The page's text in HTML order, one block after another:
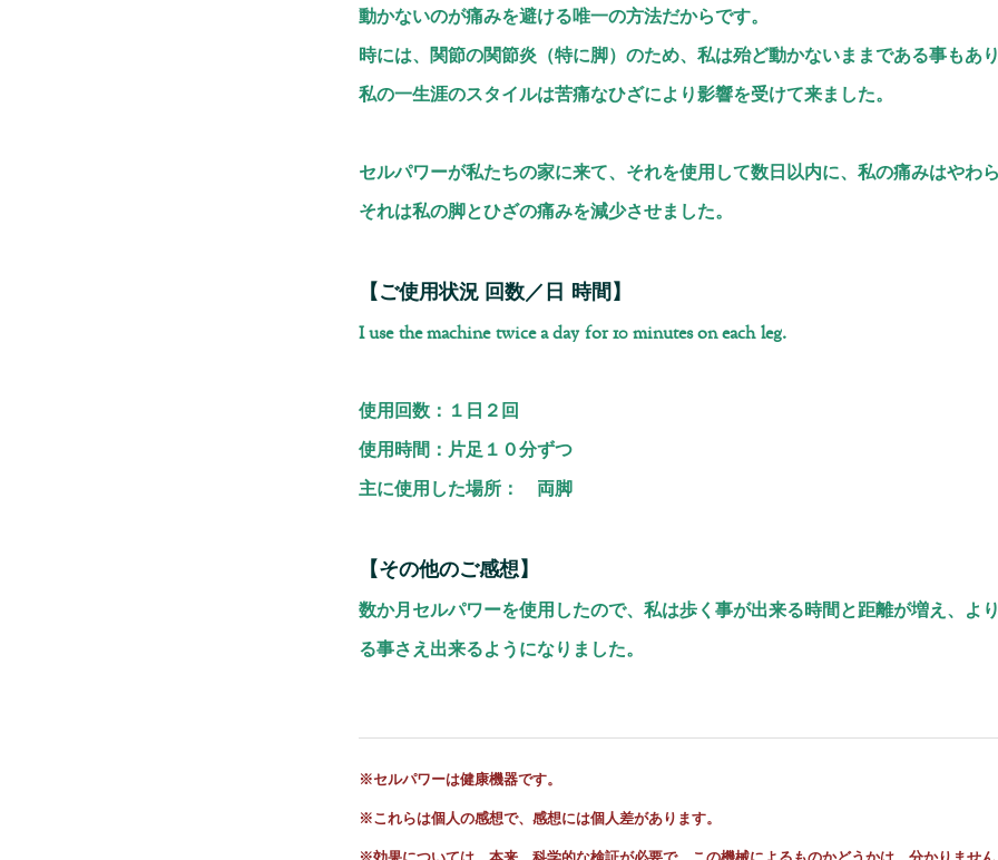
動かないのが痛みを避ける唯一の方法だからです。
時には、関節の関節炎（特に脚）のため、私は殆ど動かないままである事もあり
私の一生涯のスタイルは苦痛なひざにより影響を受けて来ました。
セルパワーが私たちの家に来て、それを使用して数日以内に、私の痛みはやわら
それは私の脚とひざの痛みを減少させました。
【ご使用状況 回数／日 時間】
I use the machine twice a day for 10 minutes on each leg.
使用回数：１日２回
使用時間：片足１０分ずつ
主に使用した場所： 両脚
【その他のご感想】
数か月セルパワーを使用したので、私は歩く事が出来る時間と距離が増え、よ
る事さえ出来るようになりました。
※セルパワーは健康機器です。
※これらは個人の感想で、感想には個人差があります。